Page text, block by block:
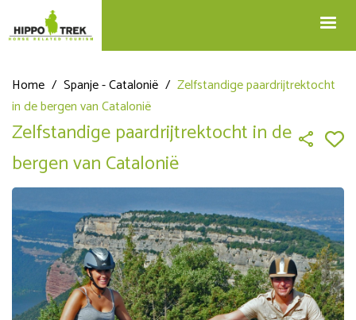
Home / Spanje - Catalonië / Zelfstandige paardrijtrektocht
in de bergen van Catalonië
Zelfstandige paardrijtrektocht in de
bergen van Catalonië